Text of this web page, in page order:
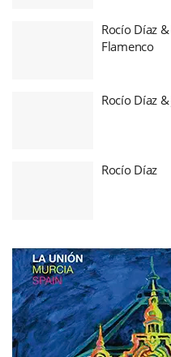
Rocío Díaz
Flamenco
Rocío Díaz
Rocío Díaz